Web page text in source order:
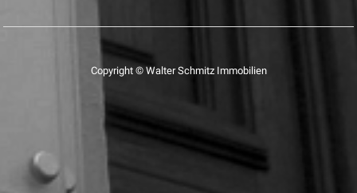
Copyright © Walter Schmitz Immobilien